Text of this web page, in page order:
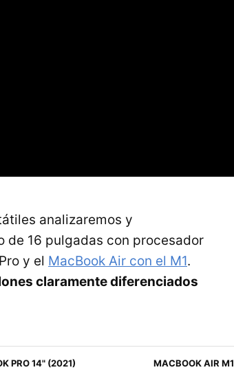
analizaremos y
de 16 pulgadas con procesador
y el MacBook Air con el M1.
claramente diferenciados
PRO 14" (2021) MACBOOK AIR M1